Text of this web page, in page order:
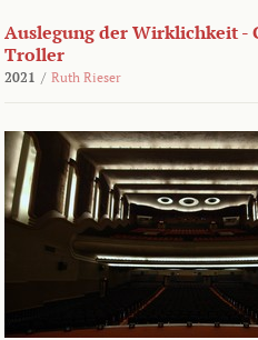
Auslegung der Wirklichkeit -
Troller
2021 / Ruth Rieser